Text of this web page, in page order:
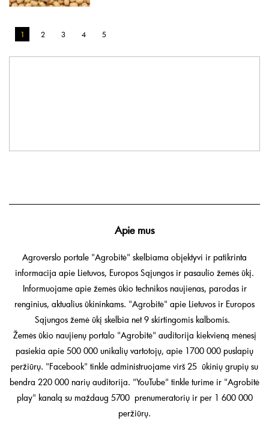
1 2 3 4 5
Apie mus
Agroverslo portale "Agrobitė" skelbiama objektyvi ir patikrinta
informacija apie Lietuvos, Europos Sąjungos ir pasaulio žemės ūkį.
Informuojame apie žemės ūkio technikos naujienas, parodas ir
renginius, aktualius ūkininkams. "Agrobitė" apie Lietuvos ir Europos
Sąjungos žemė ūkį skelbia net 9 skirtingomis kalbomis.
Žemės ūkio naujienų portalo "Agrobitė" auditorija kiekvieną mėnesį
pasiekia apie 500 000 unikalių vartotojų, apie 1700 000 puslapių
peržiūrų. "Facebook" tinkle administruojame virš 25 ūkinių grupių su
bendra 220 000 narių auditorija. "YouTube" tinkle turime ir "Agrobitė
play" kanalą su maždaug 5700 prenumeratorių ir per 1 600 000
peržiūrų.